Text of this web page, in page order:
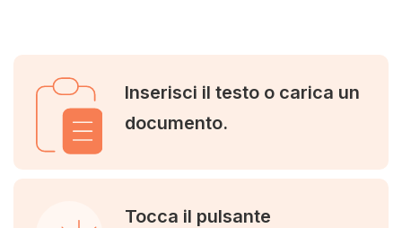
Inserisci il testo o carica un
documento.
Tocca il pulsante